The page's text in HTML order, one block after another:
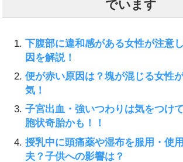
でいます
下腹部に違和感がある女性が注意
因を解説！
便が赤い原因は？塊が混じる女性
気！
子宮出血・強いつわりは気をつけ
胞状奇胎かも！！
授乳中に頭痛薬や湿布を服用・使
夫？子供への影響は？